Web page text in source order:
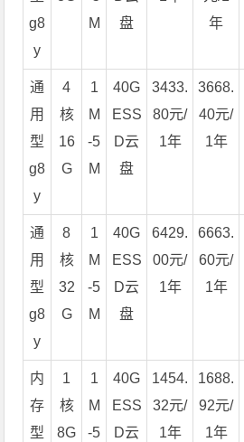
g8
y
M
盘
年
通
用
型
g8
y
4
核
16
G
1
M
-5
M
40G
ESS
D云
盘
3433.
80元/
1年
3668.
40元/
1年
通
用
型
g8
y
8
核
32
G
1
M
-5
M
40G
ESS
D云
盘
6429.
00元/
1年
6663.
60元/
1年
内
存
型
1
核
8G
1
M
-5
40G
ESS
D云
1454.
32元/
1年
1688.
92元/
1年